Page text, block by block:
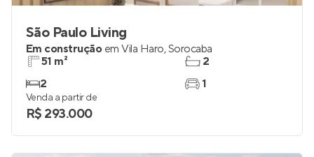
São Paulo Living
Em construção em Vila Haro,Sorocaba
51 m²
2
2
1
Venda a partir de
R$ 293.000